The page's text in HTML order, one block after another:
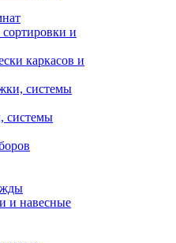
и
каркасов и
системы
системы
и навесные